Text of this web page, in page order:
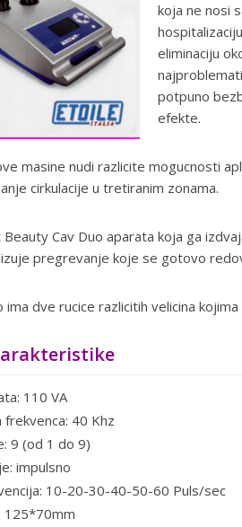
koja ne nosi
eliminaciju
potpuno
efekte.
masine nudi razlicite mogucnosti
cirkulacije u tretiranim zonama.
Cav Duo aparata koja ga
pregrevanje koje se gotovo
ima dve rucice razlicitih velicina
110 VA
frekvenca: 40 Khz
9 (od 1 do 9)
impulsno
10-20-30-40-50-60 Puls/sec
125*70mm